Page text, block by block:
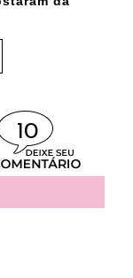
10